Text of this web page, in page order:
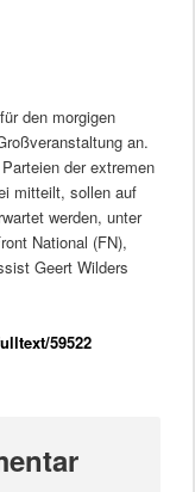
den morgigen
an.
der extremen
mitteilt, sollen auf
werden, unter
National (FN),
Geert Wilders
59522